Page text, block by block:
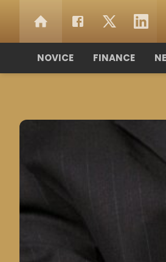
NOVICE FINANCE